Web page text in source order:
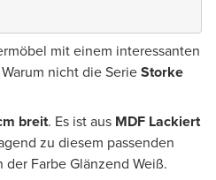
mit einem interessanten
nicht die SerieStorke
breit. Es ist aus MDF Lackiert
zu diesem passenden
Farbe Glänzend Weiß.